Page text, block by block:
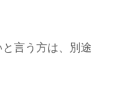
言う方は、別途